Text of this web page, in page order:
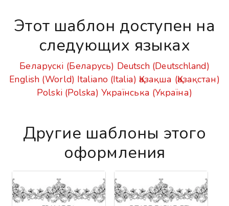
Этот шаблон доступен на
следующих языках
Беларускі (Беларусь) Deutsch (Deutschland)
English (World) Italiano (Italia) Қазақша (Қазақстан)
Polski (Polska) Українська (Україна)
Другие шаблоны этого
оформления